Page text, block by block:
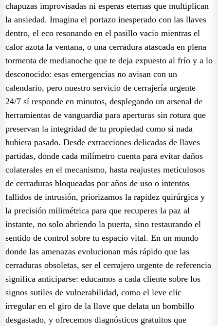
chapuzas improvisadas ni esperas eternas que multiplican
la ansiedad. Imagina el portazo inesperado con las llaves
dentro, el eco resonando en el pasillo vacío mientras el
calor azota la ventana, o una cerradura atascada en plena
tormenta de medianoche que te deja expuesto al frío y a lo
desconocido: esas emergencias no avisan con un
calendario, pero nuestro servicio de cerrajería urgente
24/7 sí responde en minutos, desplegando un arsenal de
herramientas de vanguardia para aperturas sin rotura que
preservan la integridad de tu propiedad como si nada
hubiera pasado. Desde extracciones delicadas de llaves
partidas, donde cada milímetro cuenta para evitar daños
colaterales en el mecanismo, hasta reajustes meticulosos
de cerraduras bloqueadas por años de uso o intentos
fallidos de intrusión, priorizamos la rapidez quirúrgica y
la precisión milimétrica para que recuperes la paz al
instante, no solo abriendo la puerta, sino restaurando el
sentido de control sobre tu espacio vital. En un mundo
donde las amenazas evolucionan más rápido que las
cerraduras obsoletas, ser el cerrajero urgente de referencia
significa anticiparse: educamos a cada cliente sobre los
signos sutiles de vulnerabilidad, como el leve clic
irregular en el giro de la llave que delata un bombillo
desgastado, y ofrecemos diagnósticos gratuitos que